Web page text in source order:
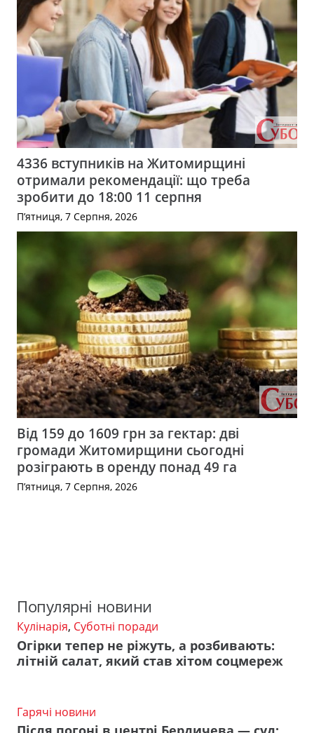
4336 вступників на Житомирщині
отримали рекомендації: що треба
зробити до 18:00 11 серпня
П’ятниця, 7 Серпня, 2026
Від 159 до 1609 грн за гектар: дві
громади Житомирщини сьогодні
розіграють в оренду понад 49 га
П’ятниця, 7 Серпня, 2026
Популярні новини
Кулінарія, Суботні поради
Огірки тепер не ріжуть, а розбивають:
літній салат, який став хітом соцмереж
Гарячі новини